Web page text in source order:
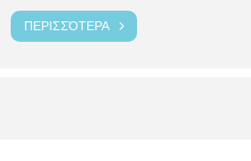
ΠΕΡΙΣΣΌΤΕΡΑ